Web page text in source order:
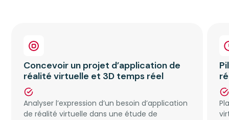
Concevoir un projet d’application de
réalité virtuelle et 3D temps réel
Analyser l’expression d’un besoin d’application
de réalité virtuelle dans une étude de